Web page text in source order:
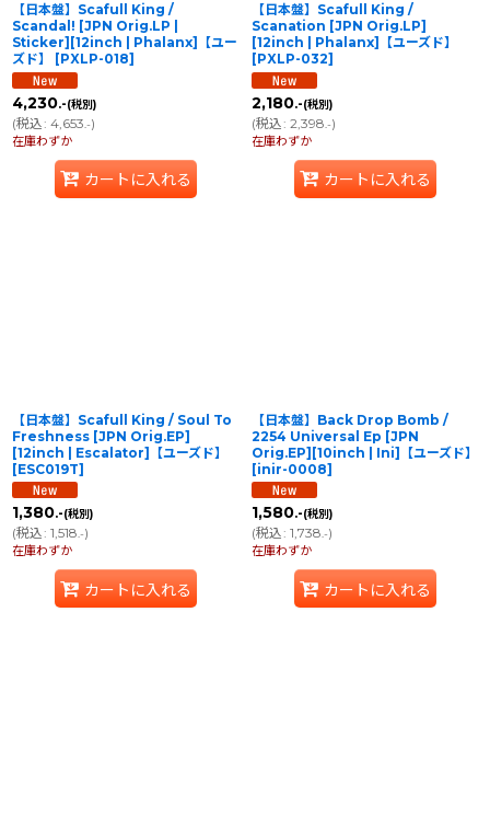
【日本盤】Scafull King /
Scandal! [JPN Orig.LP |
Sticker][12inch | Phalanx]【ユー
ズド】
[PXLP-018]
4,230.-(税別)
(税込: 4,653.-)
在庫わずか
カートに入れる
【日本盤】Scafull King /
Scanation [JPN Orig.LP]
[12inch | Phalanx]【ユーズド】
[PXLP-032]
2,180.-(税別)
(税込: 2,398.-)
在庫わずか
カートに入れる
【日本盤】Scafull King / Soul To
Freshness [JPN Orig.EP]
[12inch | Escalator]【ユーズド】
[ESC019T]
1,380.-(税別)
(税込: 1,518.-)
在庫わずか
カートに入れる
【日本盤】Back Drop Bomb /
2254 Universal Ep [JPN
Orig.EP][10inch | Ini]【ユーズド】
[inir-0008]
1,580.-(税別)
(税込: 1,738.-)
在庫わずか
カートに入れる